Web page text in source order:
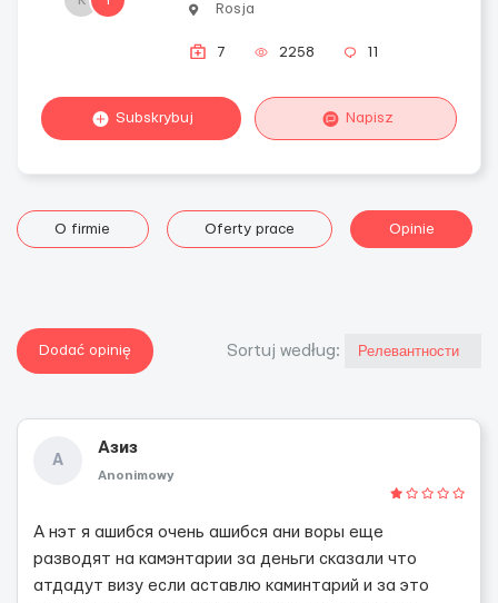
Rosja
7 2258 11
Subskrybuj Napisz
O firmie Oferty prace Opinie
Dodać opinię Sortuj według:
А
Азиз
Anonimowy
А нэт я ашибся очень ашибся ани воры еще
разводят на камэнтарии за деньги сказали что
атдадут визу если аставлю каминтарий и за это